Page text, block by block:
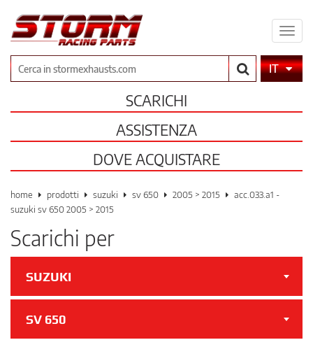
il
CercaIT
SCARICHI
ASSISTENZA
DOVE ACQUISTARE
home prodotti suzuki sv 650 2005 > 2015
acc.033.a1 -
suzuki sv 650 2005 > 2015
Scarichi per
SUZUKI
SV 650